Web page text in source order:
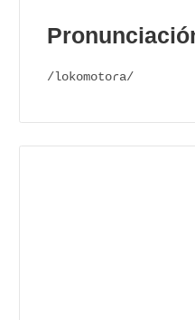
/lokomotoɾa/